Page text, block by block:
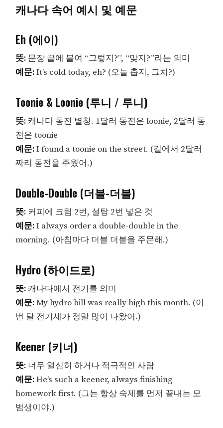
캐나다 속어 예시 및 예문
Eh (에이)
뜻: 문장 끝에 붙여 “그렇지?”, “맞지?”라는 의미
예문:It’s cold today, eh? (오늘 춥지, 그치?)
Toonie & Loonie (투니 / 루니)
뜻: 캐나다 동전 별칭. 1달러 동전은 loonie, 2달러 동
전은 toonie
예문:I found a toonie on the street. (길에서 2달러
짜리 동전을 주웠어.)
Double-Double (더블-더블)
뜻: 커피에 크림 2번, 설탕 2번 넣은 것
예문:I always order a double-double in the
morning. (아침마다 더블 더블을 주문해.)
Hydro (하이드로)
뜻: 캐나다에서 전기를 의미
예문:My hydro bill was really high this month. (이
번 달 전기세가 정말 많이 나왔어.)
Keener (키너)
뜻: 너무 열심히 하거나 적극적인 사람
예문:He’s such a keener, always finishing
homework first. (그는 항상 숙제를 먼저 끝내는 모
범생이야.)